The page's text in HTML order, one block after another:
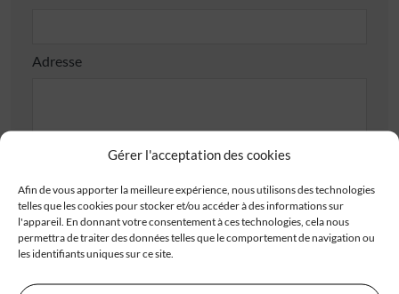
Gérer l'acceptation des cookies
Afin de vous apporter la meilleure expérience, nous utilisons des technologies
telles que les cookies pour stocker et/ou accéder à des informations sur
l'appareil. En donnant votre consentement à ces technologies, cela nous
permettra de traiter des données telles que le comportement de navigation ou
les identifiants uniques sur ce site.
Adresse
Code postal*
Ville*